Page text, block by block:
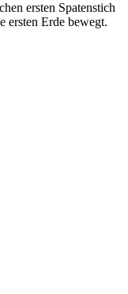
ersten Spatenstich
ersten Erde bewegt.